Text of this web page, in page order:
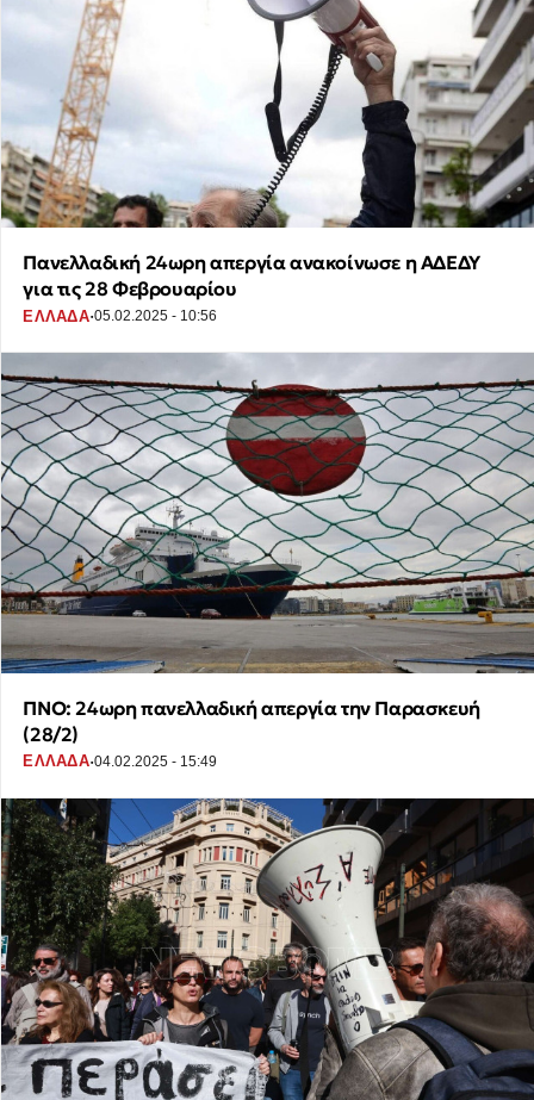
Πανελλαδική 24ωρη απεργία ανακοίνωσε η ΑΔΕΔΥ
για τις 28 Φεβρουαρίου
ΕΛΛΑΔΑ·05.02.2025 - 10:56
ΠΝΟ: 24ωρη πανελλαδική απεργία την Παρασκευή
(28/2)
ΕΛΛΑΔΑ·04.02.2025 - 15:49